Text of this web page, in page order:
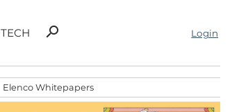
TECH
Ricerca
search Login
Elenco Whitepapers